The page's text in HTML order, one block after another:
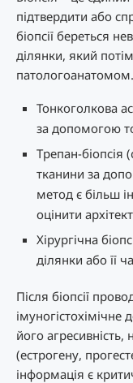
підтвердити або
біопсії береться
ділянки, який
патологоанатомом.
Тонкоголкова
за допомогою
Трепан-біопсія
тканини за
метод є більш
оцінити
Хірургічна
ділянки або її
Після біопсії
імуногістохімічне
його агресивність,
(естрогену,
інформація є